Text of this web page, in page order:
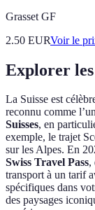
Grasset GF
2.50 EURVoir le
Explorer
La Suisse est
reconnu comme
Suisses, en
exemple, le trajet
sur les Alpes. En
Swiss Travel Pass,
transport à un tarif
spécifiques dans
des paysages